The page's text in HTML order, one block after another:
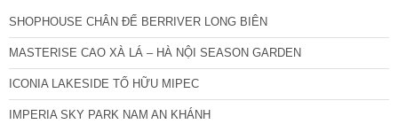
SHOPHOUSE CHÂN ĐẾ BERRIVER LONG BIÊN
MASTERISE CAO XÀ LÁ – HÀ NỘI SEASON GARDEN
ICONIA LAKESIDE TỐ HỮU MIPEC
IMPERIA SKY PARK NAM AN KHÁNH